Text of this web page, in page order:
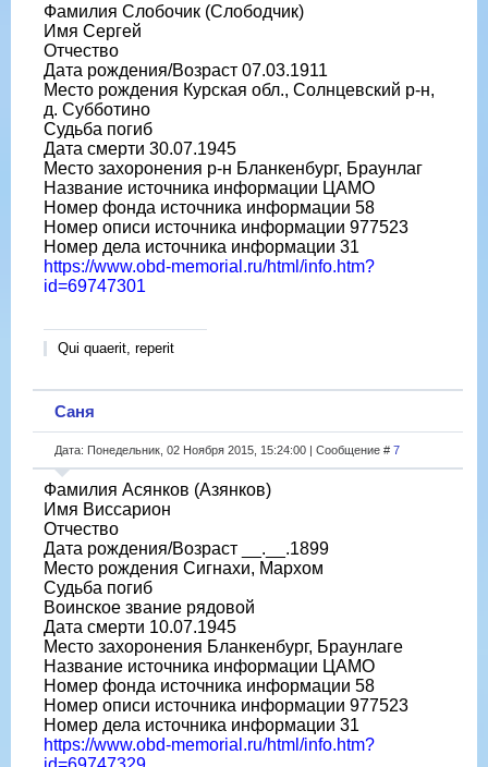
Фамилия Слобочик (Слободчик)
Имя Сергей
Отчество
Дата рождения/Возраст 07.03.1911
Место рождения Курская обл., Солнцевский р-н,
д. Субботино
Судьба погиб
Дата смерти 30.07.1945
Место захоронения р-н Бланкенбург, Браунлаг
Название источника информации ЦАМО
Номер фонда источника информации 58
Номер описи источника информации 977523
Номер дела источника информации 31
https://www.obd-memorial.ru/html/info.htm?
id=69747301
Qui quaerit, reperit
Саня
Дата: Понедельник, 02 Ноября 2015, 15:24:00 | Сообщение # 7
Фамилия Асянков (Азянков)
Имя Виссарион
Отчество
Дата рождения/Возраст __.__.1899
Место рождения Сигнахи, Мархом
Судьба погиб
Воинское звание рядовой
Дата смерти 10.07.1945
Место захоронения Бланкенбург, Браунлаге
Название источника информации ЦАМО
Номер фонда источника информации 58
Номер описи источника информации 977523
Номер дела источника информации 31
https://www.obd-memorial.ru/html/info.htm?